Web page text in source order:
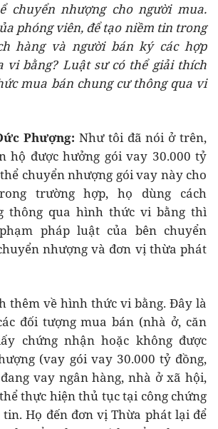
chuyển nhượng cho người mua.
phóng viên, để tạo niềm tin trong
hàng và người bán ký các hợp
vi bằng? Luật sư có thể giải thích
mua bán chung cư thông qua vi
Phượng: Như tôi đã nói ở trên,
hộ được hưởng gói vay 30.000 tỷ
chuyển nhượng gói vay này cho
trường hợp, họ dùng cách
thông qua hình thức vi bằng thì
pháp luật của bên chuyển
nhượng và đơn vị thừa phát
thêm về hình thức vi bằng. Đây là
đối tượng mua bán (nhà ở, căn
chứng nhận hoặc không được
(vay gói vay 30.000 tỷ đồng,
vay ngân hàng, nhà ở xã hội,
thực hiện thủ tục tại công chứng
Họ đến đơn vị Thừa phát lại để